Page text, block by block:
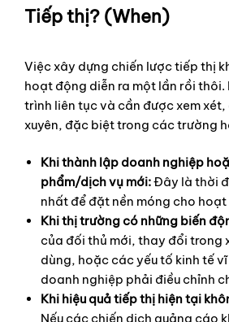
Tiếp thị? (When)
Việc xây dựng chiến lược tiếp thị
hoạt động diễn ra một lần rồi thôi.
trình liên tục và cần được xem
xuyên, đặc biệt trong các trường
Khi thành lập doanh nghiệp
phẩm/dịch vụ mới:Đây là thời
nhất để đặt nền móng cho
Khi thị trường có những biến
của đối thủ mới, thay đổi trong
dùng, hoặc các yếu tố kinh tế
doanh nghiệp phải điều chỉnh
Khi hiệu quả tiếp thị hiện tại
Nếu các chiến dịch quảng cáo